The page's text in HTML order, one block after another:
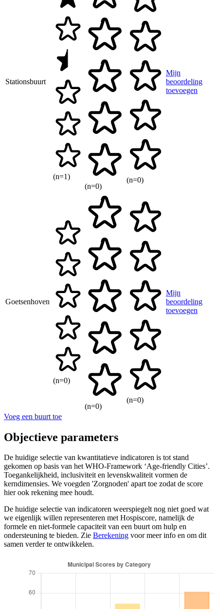
Stationsbuurt
(n=1)
(n=0)
(n=0)
Mijn
beoordeling
toevoegen
Goetsenhoven
(n=0)
(n=0)
(n=0)
Mijn
beoordeling
toevoegen
Voeg een buurt toe
Objectieve parameters
De huidige selectie van kwantitatieve indicatoren is tot stand
gekomen op basis van het WHO-Framework ‘Age-friendly Cities’.
Toegankelijkheid, inclusiviteit en levenskwaliteit vormen de
kerndimensies. We voegden 'Zorgnoden' apart toe zodat de score
hier ook rekening mee houdt.
De huidige selectie van indicatoren weerspiegelt nog niet goed wat
we eigenlijk willen representeren met Hospiscore, namelijk de
formele en niet-formele capaciteit van een buurt om hulp en
ondersteuning te bieden. Zie Berekening voor meer info en om dit
samen verder te ontwikkelen.